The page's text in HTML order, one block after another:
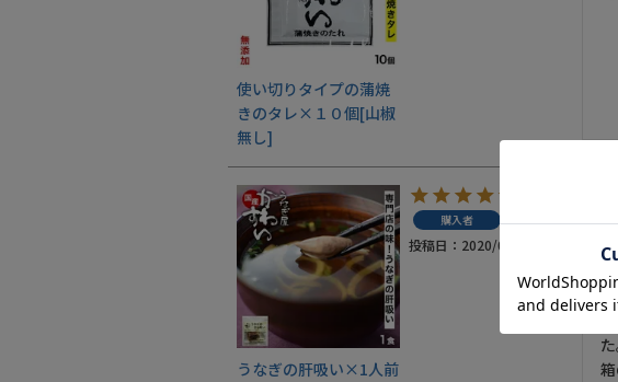
使い切りタイプの蒲焼
きのタレ×１０個[山椒
無し]
うなぎの肝吸い×1人前
購入者
投稿日 2020/07/14
0120-59-2580